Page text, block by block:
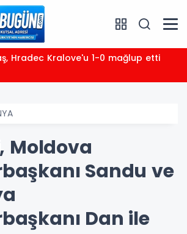
Hradec Kralove'u 1-0 mağlup etti
Moldova
Sandu ve
Dan ile